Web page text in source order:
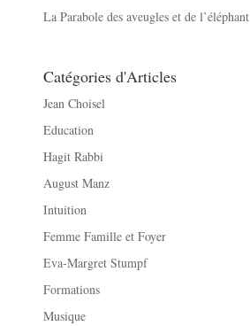
La Parabole des aveugles et de l’éléphant
Catégories d'Articles
Jean Choisel
Education
Hagit Rabbi
August Manz
Intuition
Femme Famille et Foyer
Eva-Margret Stumpf
Formations
Musique